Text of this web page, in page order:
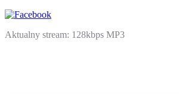
Aktualny stream: 128kbps MP3